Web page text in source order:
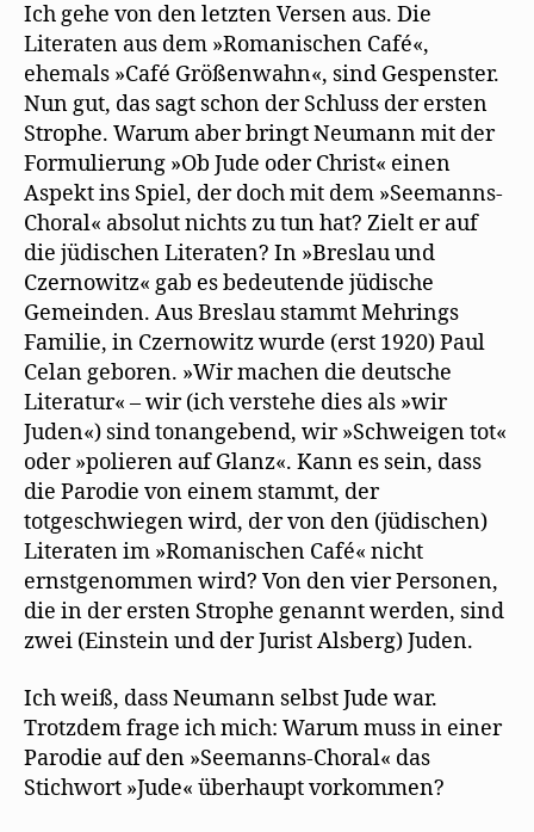
Ich gehe von den letzten Versen aus. Die
Literaten aus dem »Romanischen Café«,
ehemals »Café Größenwahn«, sind Gespenster.
Nun gut, das sagt schon der Schluss der ersten
Strophe. Warum aber bringt Neumann mit der
Formulierung »Ob Jude oder Christ« einen
Aspekt ins Spiel, der doch mit dem »Seemanns-
Choral« absolut nichts zu tun hat? Zielt er auf
die jüdischen Literaten? In »Breslau und
Czernowitz« gab es bedeutende jüdische
Gemeinden. Aus Breslau stammt Mehrings
Familie, in Czernowitz wurde (erst 1920) Paul
Celan geboren. »Wir machen die deutsche
Literatur« – wir (ich verstehe dies als »wir
Juden«) sind tonangebend, wir »Schweigen tot«
oder »polieren auf Glanz«. Kann es sein, dass
die Parodie von einem stammt, der
totgeschwiegen wird, der von den (jüdischen)
Literaten im »Romanischen Café« nicht
ernstgenommen wird? Von den vier Personen,
die in der ersten Strophe genannt werden, sind
zwei (Einstein und der Jurist Alsberg) Juden.
Ich weiß, dass Neumann selbst Jude war.
Trotzdem frage ich mich: Warum muss in einer
Parodie auf den »Seemanns-Choral« das
Stichwort »Jude« überhaupt vorkommen?